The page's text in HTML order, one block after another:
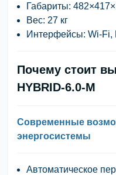
Габариты:
Вес: 27 кг
Интерфейсы: Wi-Fi,
Почему стоит
HYBRID-6.0-M
Современные
энергосистемы
Автоматическое